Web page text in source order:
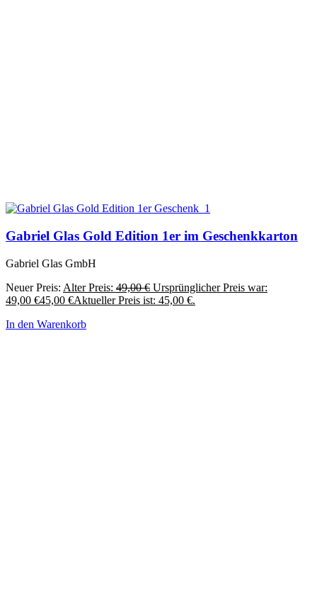
Gabriel Glas Gold Edition 1er im Geschenkkarton
Gabriel Glas GmbH
Neuer Preis: Alter Preis: 49,00€ Ursprünglicher Preis war:
49,00 €45,00 €Aktueller Preis ist: 45,00 €.
In den Warenkorb